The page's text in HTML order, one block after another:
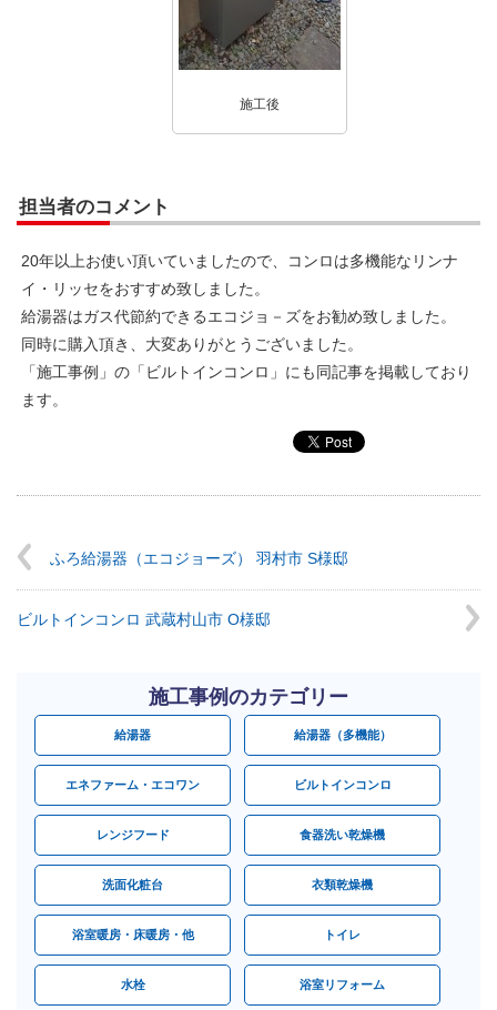
施工後
担当者のコメント
20年以上お使い頂いていましたので、コンロは多機能なリンナ
イ・リッセをおすすめ致しました。
給湯器はガス代節約できるエコジョ－ズをお勧め致しました。
同時に購入頂き、大変ありがとうございました。
「施工事例」の「ビルトインコンロ」にも同記事を掲載しており
ます。
ふろ給湯器（エコジョーズ） 羽村市 S様邸
ビルトインコンロ 武蔵村山市 O様邸
施工事例のカテゴリー
給湯器 給湯器（多機能）
エネファーム・エコワン ビルトインコンロ
レンジフード 食器洗い乾燥機
洗面化粧台 衣類乾燥機
浴室暖房・床暖房・他 トイレ
水栓 浴室リフォーム